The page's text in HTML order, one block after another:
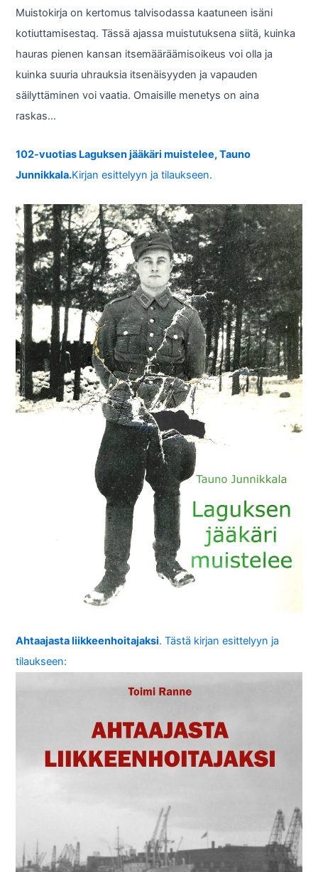
Muistokirja on kertomus talvisodassa kaatuneen isäni
kotiuttamisestaq. Tässä ajassa muistutuksena siitä, kuinka
hauras pienen kansan itsemääräämisoikeus voi olla ja
kuinka suuria uhrauksia itsenäisyyden ja vapauden
säilyttäminen voi vaatia. Omaisille menetys on aina
raskas…
102-vuotias Laguksen jääkäri muistelee, Tauno
Junnikkala.Kirjan esittelyyn ja tilaukseen.
Ahtaajasta liikkeenhoitajaksi. Tästä kirjan esittelyyn ja
tilaukseen: